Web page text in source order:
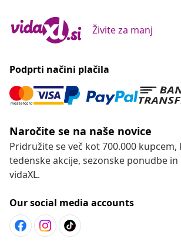
Živite za manj
Podprti načini plačila
Naročite se na naše novice
Pridružite se več kot 700.000
tedenske akcije, sezonske ponudbe
vidaXL.
Our social media accounts